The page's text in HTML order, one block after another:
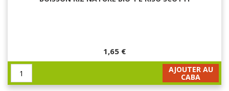
1,65 €
AJOUTER AU
CABA